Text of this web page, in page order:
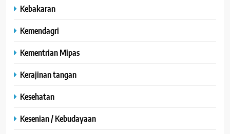
Kebakaran
Kemendagri
Kementrian Mipas
Kerajinan tangan
Kesehatan
Kesenian / Kebudayaan